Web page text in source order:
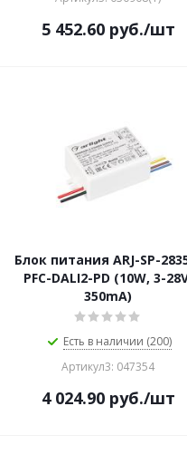
5 452.60руб./шт
Блок питания ARJ-SP-
PFC-DALI2-PD (10W, 3-
350mA)
Есть в наличии (200)
Артикул3: 047354
4 024.90руб./шт